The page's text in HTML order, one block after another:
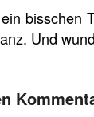
bisschen
Und